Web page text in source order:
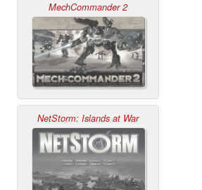
MechCommander 2
NetStorm: Islands at War